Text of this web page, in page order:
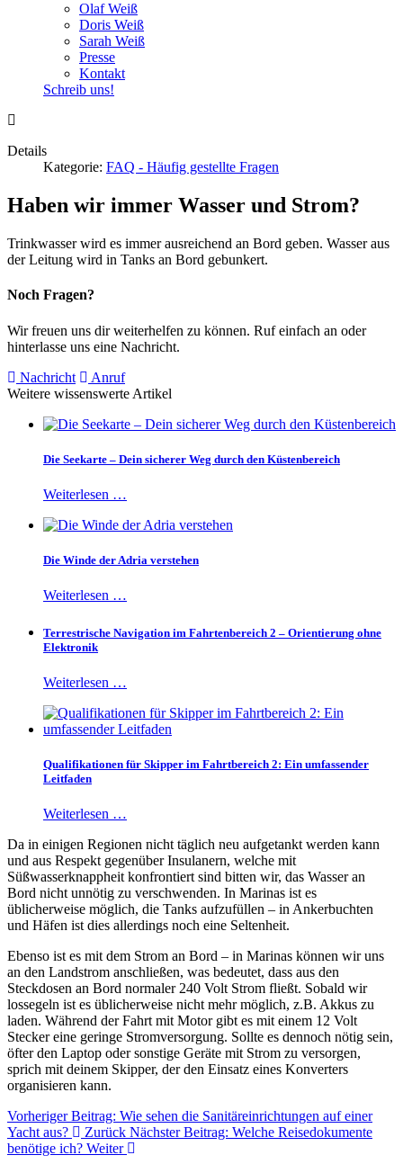
Olaf Weiß
Doris Weiß
Sarah Weiß
Presse
Kontakt
Schreib uns!
Details
Kategorie: FAQ - Häufig gestellte Fragen
Haben wir immer Wasser und Strom?
Trinkwasser wird es immer ausreichend an Bord geben. Wasser aus
der Leitung wird in Tanks an Bord gebunkert.
Noch Fragen?
Wir freuen uns dir weiterhelfen zu können. Ruf einfach an oder
hinterlasse uns eine Nachricht.
Nachricht
Anruf
Weitere wissenswerte Artikel
Die Seekarte – Dein sicherer Weg durch den Küstenbereich
Weiterlesen …
Die Winde der Adria verstehen
Weiterlesen …
Terrestrische Navigation im Fahrtenbereich 2 – Orientierung ohne
Elektronik
Weiterlesen …
Qualifikationen für Skipper im Fahrtbereich 2: Ein umfassender
Leitfaden
Weiterlesen …
Da in einigen Regionen nicht täglich neu aufgetankt werden kann
und aus Respekt gegenüber Insulanern, welche mit
Süßwasserknappheit konfrontiert sind bitten wir, das Wasser an
Bord nicht unnötig zu verschwenden. In Marinas ist es
üblicherweise möglich, die Tanks aufzufüllen – in Ankerbuchten
und Häfen ist dies allerdings noch eine Seltenheit.
Ebenso ist es mit dem Strom an Bord – in Marinas können wir uns
an den Landstrom anschließen, was bedeutet, dass aus den
Steckdosen an Bord normaler 240 Volt Strom fließt. Sobald wir
lossegeln ist es üblicherweise nicht mehr möglich, z.B. Akkus zu
laden. Während der Fahrt mit Motor gibt es mit einem 12 Volt
Stecker eine geringe Stromversorgung. Sollte es dennoch nötig sein,
öfter den Laptop oder sonstige Geräte mit Strom zu versorgen,
sprich mit deinem Skipper, der den Einsatz eines Konverters
organisieren kann.
Vorheriger Beitrag: Wie sehen die Sanitäreinrichtungen auf einer
Yacht aus?
Zurück Nächster Beitrag: Welche Reisedokumente
benötige ich? Weiter